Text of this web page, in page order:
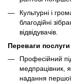
Культурні і
благодійні
відвідувачів.
Переваги послуги
Професійний
медпрацівник,
надання